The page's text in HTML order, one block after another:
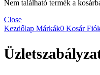
Nem található termék a
Close
Kezdőlap Márkák0 Kosár